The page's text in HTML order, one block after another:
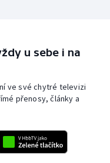
u sebe i na
ve své chytré televizi
přenosy, články a